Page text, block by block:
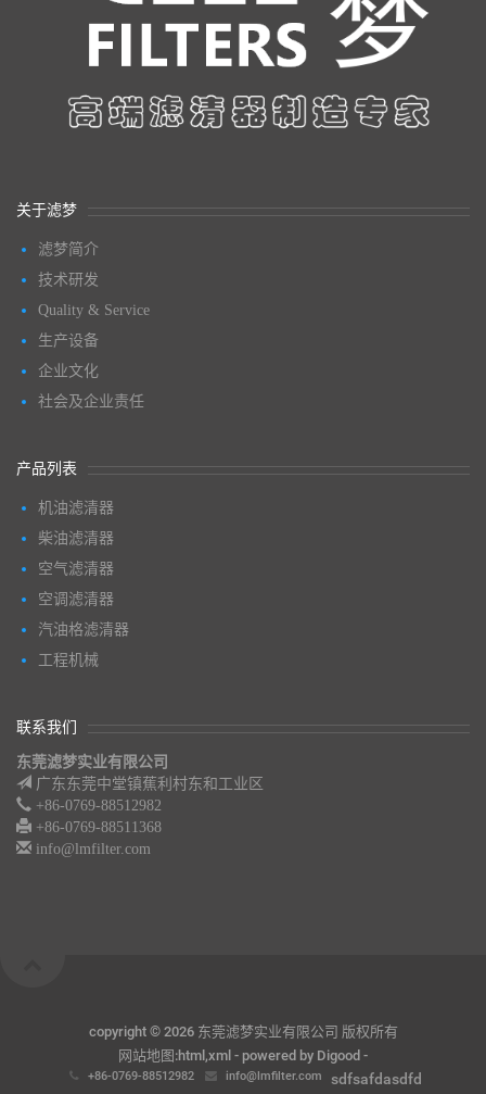
关于滤梦
滤梦简介
技术研发
Quality & Service
生产设备
企业文化
社会及企业责任
产品列表
机油滤清器
柴油滤清器
空气滤清器
空调滤清器
汽油格滤清器
工程机械
联系我们
东莞滤梦实业有限公司
广东东莞中堂镇蕉利村东和工业区
+86-0769-88512982
+86-0769-88511368
info@lmfilter.com
copyright © 2026 东莞滤梦实业有限公司 版权所有
网站地图:html ,xml - powered by Digood -
sdfsafdasdfd
+86-0769-88512982 info@lmfilter.com